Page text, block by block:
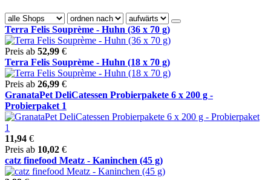
Terra Felis Souprème - Huhn (36 x 70 g)
Preis ab 52,99 €
Terra Felis Souprème - Huhn (18 x 70 g)
Preis ab 26,99 €
GranataPet DeliCatessen Probierpakete 6 x 200 g -
Probierpaket 1
11,94 €
Preis ab 10,02 €
catz finefood Meatz - Kaninchen (45 g)